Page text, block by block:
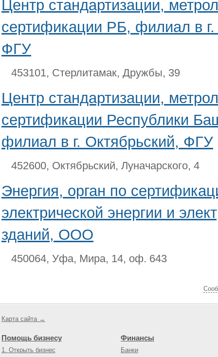
Центр стандартизации,
сертификации РБ, филиал в
ФГУ
453101, Стерлитамак, Дружбы, 39
Центр стандартизации,
сертификации Республики
филиал в г. Октябрьский, ФГУ
452600, Октябрьский, Луначарского, 4
Энергия, орган по
электрической энергии и
зданий, ООО
450064, Уфа, Мира, 14, оф. 643
Карта сайта →
Помощь бизнесу
1. Открыть бизнес
Финансы
Банки